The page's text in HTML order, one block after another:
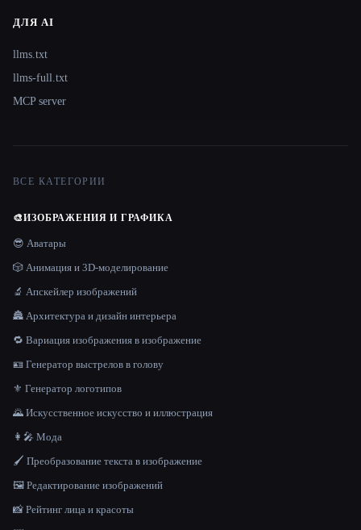
ДЛЯ AI
llms.txt
llms-full.txt
MCP server
ВСЕ КАТЕГОРИИ
🎨ИЗОБРАЖЕНИЯ И ГРАФИКА
😎 Аватары
🎲 Анимация и 3D-моделирование
🔬 Апскейлер изображений
🏯 Архитектура и дизайн интерьера
🔁 Вариация изображения в изображение
🪪 Генератор выстрелов в голову
⚜️ Генератор логотипов
🌄 Искусственное искусство и иллюстрация
👩‍🎤 Мода
🖌️ Преобразование текста в изображение
🖼️ Редактирование изображений
📸 Рейтинг лица и красоты